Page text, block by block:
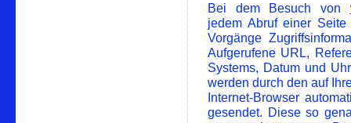
Bei dem Besuch von
jedem Abruf einer
Vorgänge
Aufgerufene URL,
Systems, Datum und
werden durch den auf
Internet-Browser
gesendet. Diese so